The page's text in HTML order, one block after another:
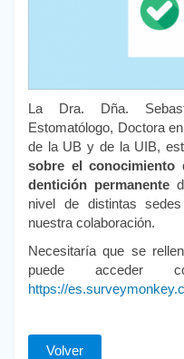
La Dra. Dña.
Estomatólogo, Doctora
de la UB y de la UIB,
sobre el conocimiento
dentición permanente
nivel de distintas
nuestra colaboración.
Necesitaría que se
puede acceder
https://
Volver